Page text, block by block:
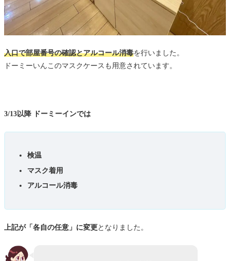
入口で部屋番号の確認とアルコール消毒を行いました。
ドーミーいんこのマスクケースも用意されています。
3/13以降 ドーミーインでは
検温
マスク着用
アルコール消毒
上記が「各自の任意」に変更となりました。